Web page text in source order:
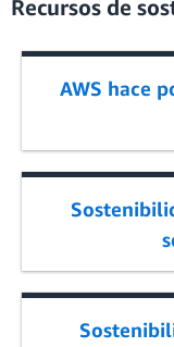
Recursos de
AWS hace